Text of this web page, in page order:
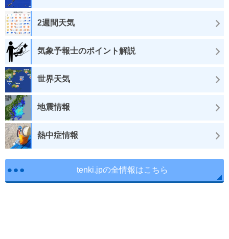
2週間天気
気象予報士のポイント解説
世界天気
地震情報
熱中症情報
tenki.jpの全情報はこちら